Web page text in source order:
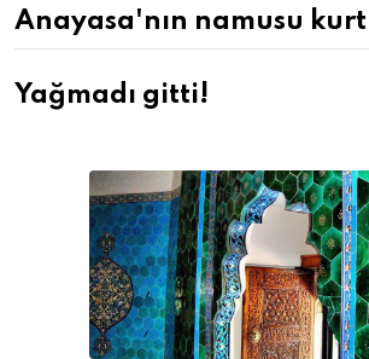
Anayasa'nın namusu
Yağmadı gitti!